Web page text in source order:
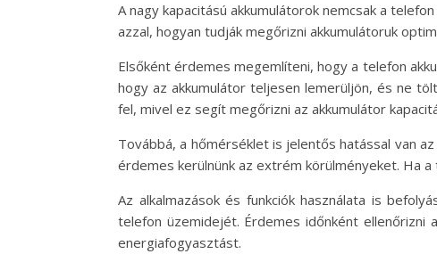
A nagy kapacitású akkumulátorok nemcsak a
azzal, hogyan tudják megőrizni akkumulátoruk
Elsőként érdemes megemlíteni, hogy a telefon
hogy az akkumulátor teljesen lemerüljön, és ne
fel, mivel ez segít megőrizni az akkumulátor
Továbbá, a hőmérséklet is jelentős hatással van
érdemes kerülnünk az extrém körülményeket. Ha
Az alkalmazások és funkciók használata is
telefon üzemidejét. Érdemes időnként ellenőrizni
energiafogyasztást.